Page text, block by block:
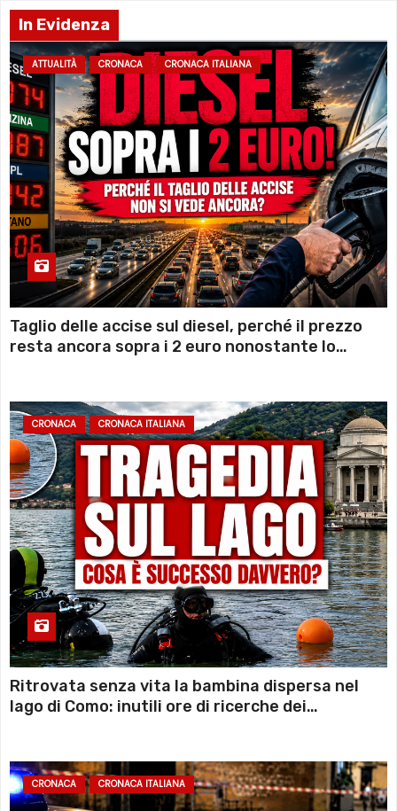
In Evidenza
ATTUALITÀ CRONACA CRONACA ITALIANA
Taglio delle accise sul diesel, perché il prezzo
resta ancora sopra i 2 euro nonostante lo
CRONACA CRONACA ITALIANA
Ritrovata senza vita la bambina dispersa nel
lago di Como: inutili ore di ricerche dei
CRONACA CRONACA ITALIANA